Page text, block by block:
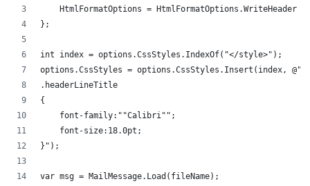
    HtmlFormatOptions = HtmlFormatOptions.WriteHeader
};
int index = options.CssStyles.IndexOf("</style>");
options.CssStyles = options.CssStyles.Insert(index, @"
.headerLineTitle
{
    font-family:""Calibri"";
    font-size:18.0pt;
}");
var msg = MailMessage.Load(fileName);